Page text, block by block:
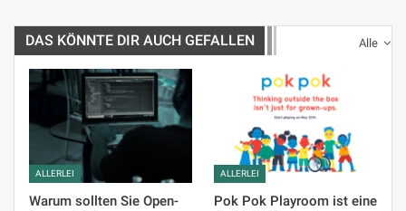
Alle
DAS KÖNNTE DIR AUCH GEFALLEN
ALLERLEI
Warum sollten Sie Open-
ALLERLEI
Pok Pok Playroom ist eine